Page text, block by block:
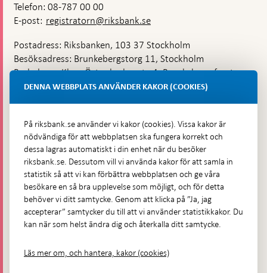
Telefon: 08-787 00 00
E-post: registratorn@riksbank.se
Postadress: Riksbanken, 103 37 Stockholm
Besöksadress: Brunkebergstorg 11, Stockholm
Budadress: Klara Östra kyrkogata 4, Brunkebergsfaret,
Lastplats 6
Hitta direkt
Frågor och svar-
Öppnas
i
ny
flik
Till Riksbankens webbarkiv-
Öppnas
i
ny
Presskontakt
Integritetspolicy
DENNA WEBBPLATS ANVÄNDER KAKOR (COOKIES)
På riksbank.se använder vi kakor (cookies). Vissa kakor är
nödvändiga för att webbplatsen ska fungera korrekt och
dessa lagras automatiskt i din enhet när du besöker
riksbank.se. Dessutom vill vi använda kakor för att samla in
statistik så att vi kan förbättra webbplatsen och ge våra
besökare en så bra upplevelse som möjligt, och för detta
behöver vi ditt samtycke. Genom att klicka på ”Ja, jag
accepterar” samtycker du till att vi använder statistikkakor. Du
kan när som helst ändra dig och återkalla ditt samtycke.
Läs mer om, och hantera, kakor (cookies)